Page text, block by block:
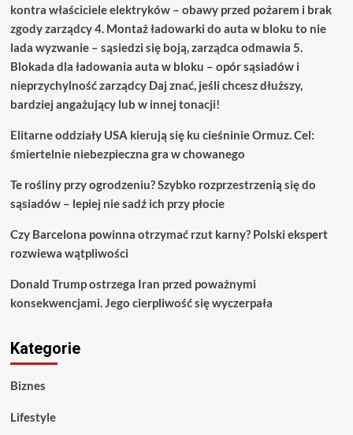
kontra właściciele elektryków – obawy przed pożarem i brak
zgody zarządcy 4. Montaż ładowarki do auta w bloku to nie
lada wyzwanie – sąsiedzi się boją, zarządca odmawia 5.
Blokada dla ładowania auta w bloku – opór sąsiadów i
nieprzychylność zarządcy Daj znać, jeśli chcesz dłuższy,
bardziej angażujący lub w innej tonacji!
Elitarne oddziały USA kierują się ku cieśninie Ormuz. Cel:
śmiertelnie niebezpieczna gra w chowanego
Te rośliny przy ogrodzeniu? Szybko rozprzestrzenią się do
sąsiadów – lepiej nie sadź ich przy płocie
Czy Barcelona powinna otrzymać rzut karny? Polski ekspert
rozwiewa wątpliwości
Donald Trump ostrzega Iran przed poważnymi
konsekwencjami. Jego cierpliwość się wyczerpała
Kategorie
Biznes
Lifestyle